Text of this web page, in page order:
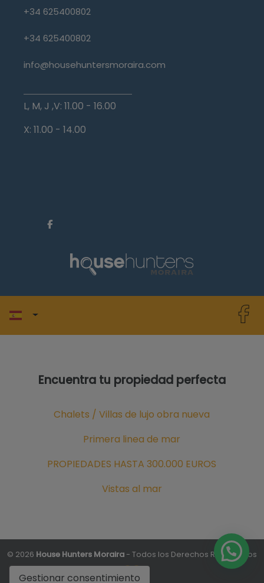
+34 625400802
+34 625400802
info@househuntersmoraira.com
L, M, J ,V: 11.00 - 16.00
X: 11.00 - 14.00
Encuentra tu propiedad perfecta
Chalets / Villas de lujo obra nueva
Primera linea de mar
PROPIEDADES HASTA 300.000 EUROS
Vistas al mar
© 2026 House Hunters Moraira - Todos los Derechos Reservados
Gestionar consentimiento